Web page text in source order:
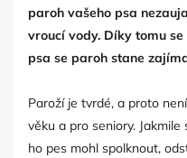
paroh vašeho psa
vroucí vody. Díky tomu
psa se paroh stane
Paroží je tvrdé, a proto
věku a pro seniory.
ho pes mohl spolknout,